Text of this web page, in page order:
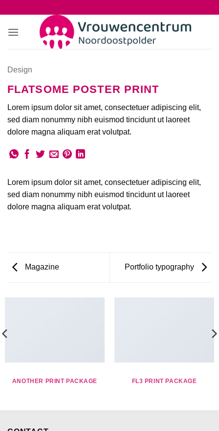
inhoud
Design
FLATSOME POSTER PRINT
Lorem ipsum dolor sit amet, consectetuer adipiscing elit,
sed diam nonummy nibh euismod tincidunt ut laoreet
dolore magna aliquam erat volutpat.
Lorem ipsum dolor sit amet, consectetuer adipiscing elit,
sed diam nonummy nibh euismod tincidunt ut laoreet
dolore magna aliquam erat volutpat.
Magazine Portfolio typography
ANOTHER PRINT PACKAGE FL3 PRINT PACKAGE